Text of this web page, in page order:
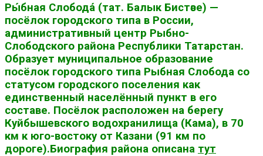
Ры́бная Слобода́ (тат. Балык Бистәсе) —
посёлок городского типа в России,
административный центр Рыбно-
Слободского района Республики Татарстан.
Образует муниципальное образование
посёлок городского типа Рыбная Слобода со
статусом городского поселения как
единственный населённый пункт в его
составе. Посёлок расположен на берегу
Куйбышевского водохранилища (Кама), в 70
км к юго-востоку от Казани (91 км по
дороге).Биография района описана тут